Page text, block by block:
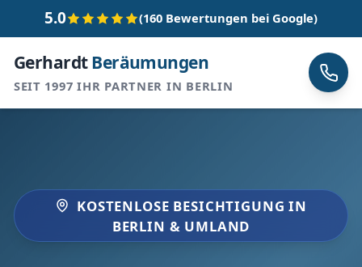
5.0 (160 Bewertungen bei Google)
GerhardtBeräumungen
SEIT 1997 IHR PARTNER IN BERLIN
KOSTENLOSE BESICHTIGUNG IN
BERLIN & UMLAND